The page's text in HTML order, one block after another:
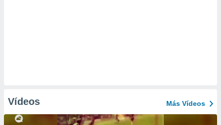
Vídeos Más Vídeos